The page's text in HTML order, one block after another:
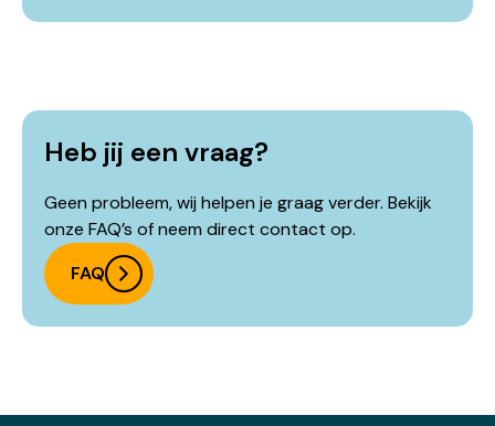
Heb jij een vraag?
Geen probleem, wij helpen je graag verder. Bekijk
onze FAQ’s of neem direct contact op.
FAQ